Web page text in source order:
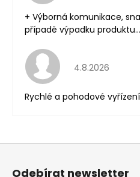
+ Výborná komunikace,
případě výpadku produktu...
Hodnocení
4.8.2026
Rychlé a pohodové
Z
Odebírat newsletter